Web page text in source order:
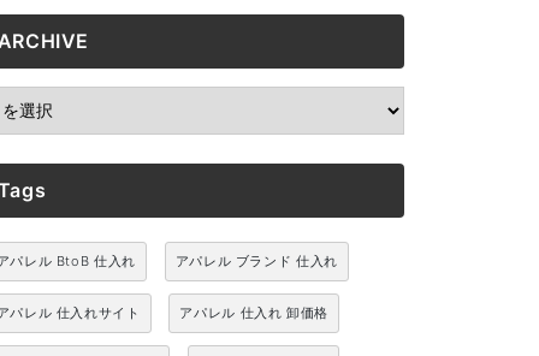
パレル BtoB 仕入れ アパレル ブランド 仕入れ
パレル 仕入れサイト アパレル 仕入れ 卸価格